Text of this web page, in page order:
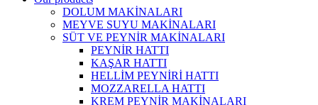
DOLUM MAKİNALARI
MEYVE SUYU MAKİNALARI
SÜT VE PEYNİR MAKİNALARI
PEYNİR HATTI
KAŞAR HATTI
HELLİM PEYNİRİ HATTI
MOZZARELLA HATTI
KREM PEYNİR MAKİNALARI